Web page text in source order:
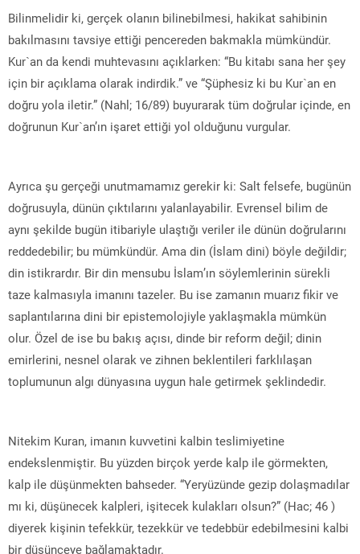
Bilinmelidir ki, gerçek olanın bilinebilmesi, hakikat sahibinin
bakılmasını tavsiye ettiği pencereden bakmakla mümkündür.
Kur`an da kendi muhtevasını açıklarken: “Bu kitabı sana her şey
için bir açıklama olarak indirdik.” ve “Şüphesiz ki bu Kur`an en
doğru yola iletir.” (Nahl; 16/89) buyurarak tüm doğrular içinde, en
doğrunun Kur`an’ın işaret ettiği yol olduğunu vurgular.
Ayrıca şu gerçeği unutmamamız gerekir ki: Salt felsefe, bugünün
doğrusuyla, dünün çıktılarını yalanlayabilir. Evrensel bilim de
aynı şekilde bugün itibariyle ulaştığı veriler ile dünün doğrularını
reddedebilir; bu mümkündür. Ama din (İslam dini) böyle değildir;
din istikrardır. Bir din mensubu İslam’ın söylemlerinin sürekli
taze kalmasıyla imanını tazeler. Bu ise zamanın muarız fikir ve
saplantılarına dini bir epistemolojiyle yaklaşmakla mümkün
olur. Özel de ise bu bakış açısı, dinde bir reform değil; dinin
emirlerini, nesnel olarak ve zihnen beklentileri farklılaşan
toplumunun algı dünyasına uygun hale getirmek şeklindedir.
Nitekim Kuran, imanın kuvvetini kalbin teslimiyetine
endekslenmiştir. Bu yüzden birçok yerde kalp ile görmekten,
kalp ile düşünmekten bahseder. “Yeryüzünde gezip dolaşmadılar
mı ki, düşünecek kalpleri, işitecek kulakları olsun?” (Hac; 46 )
diyerek kişinin tefekkür, tezekkür ve tedebbür edebilmesini kalbi
bir düşünceye bağlamaktadır.